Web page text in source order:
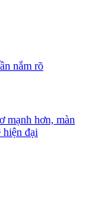
nắm rõ
mạnh hơn, màn
hiện đại